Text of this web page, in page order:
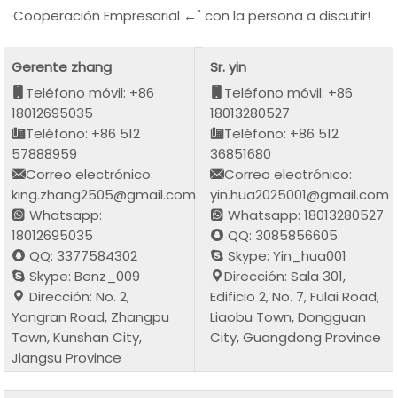
Cooperación Empresarial ←" con la persona a discutir!
Gerente zhang
Teléfono móvil: +86
18012695035
Teléfono: +86 512
57888959
Correo electrónico:
king.zhang2505@gmail.com
Whatsapp:
18012695035
QQ: 3377584302
Skype: Benz_009
Dirección: No. 2,
Yongran Road, Zhangpu
Town, Kunshan City,
Jiangsu Province
Sr. yin
Teléfono móvil: +86
18013280527
Teléfono: +86 512
36851680
Correo electrónico:
yin.hua2025001@gmail.com
Whatsapp: 18013280527
QQ: 3085856605
Skype: Yin_hua001
Dirección: Sala 301,
Edificio 2, No. 7, Fulai Road,
Liaobu Town, Dongguan
City, Guangdong Province